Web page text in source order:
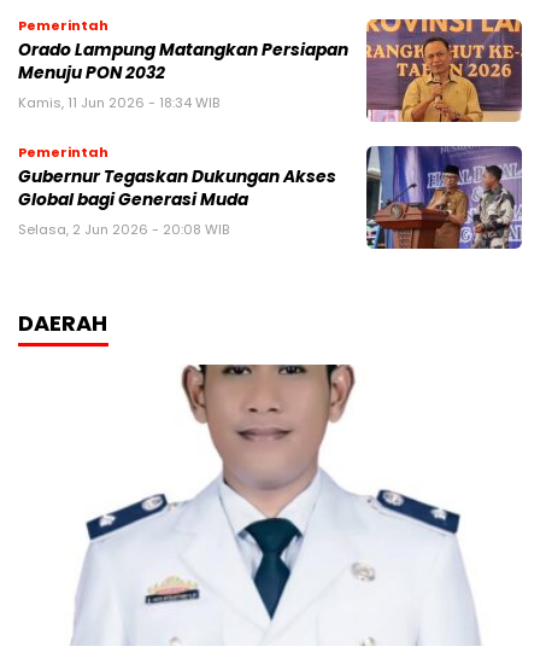
Pemerintah
Orado Lampung Matangkan Persiapan
Menuju PON 2032
Kamis, 11 Jun 2026 - 18:34 WIB
Pemerintah
Gubernur Tegaskan Dukungan Akses
Global bagi Generasi Muda
Selasa, 2 Jun 2026 - 20:08 WIB
DAERAH